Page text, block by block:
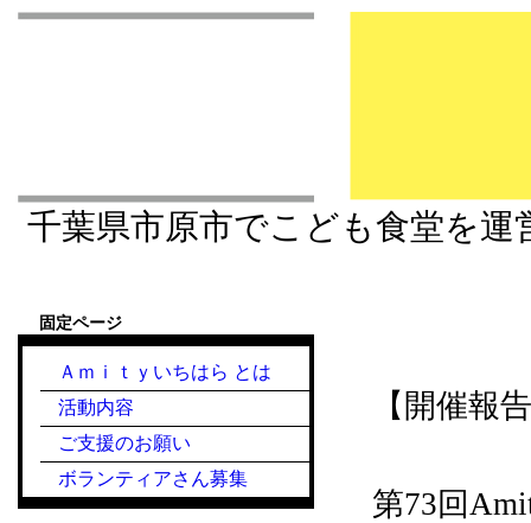
市原市こども食堂
千葉県市原市でこども食堂を
【開催報
第73回
固定ページ
Ａｍｉｔｙいちはら とは
活動内容
ご支援のお願い
ボランティアさん募集